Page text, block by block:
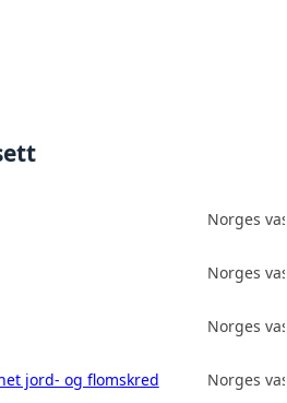
Norges
Norges
Norges
jord- og flomskred Norges